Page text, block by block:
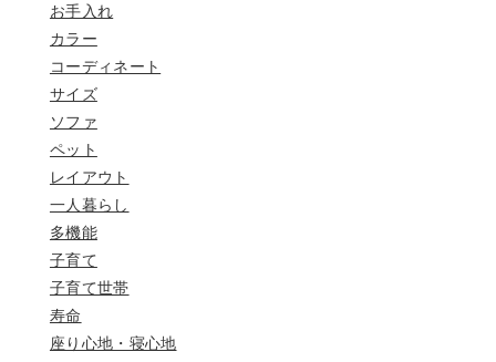
お手入れ
カラー
コーディネート
サイズ
ソファ
ペット
レイアウト
一人暮らし
多機能
子育て
子育て世帯
寿命
座り心地・寝心地